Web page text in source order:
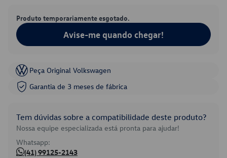
Produto temporariamente esgotado.
Avise-me quando chegar!
Peça Original Volkswagen
Garantia de 3 meses de fábrica
Tem dúvidas sobre a compatibilidade deste produto?
Nossa equipe especializada está pronta para ajudar!
Whatsapp:
(41) 99125-2143